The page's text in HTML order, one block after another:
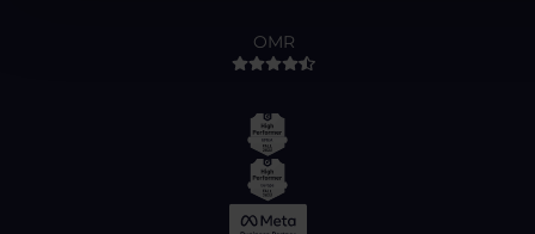
OMR